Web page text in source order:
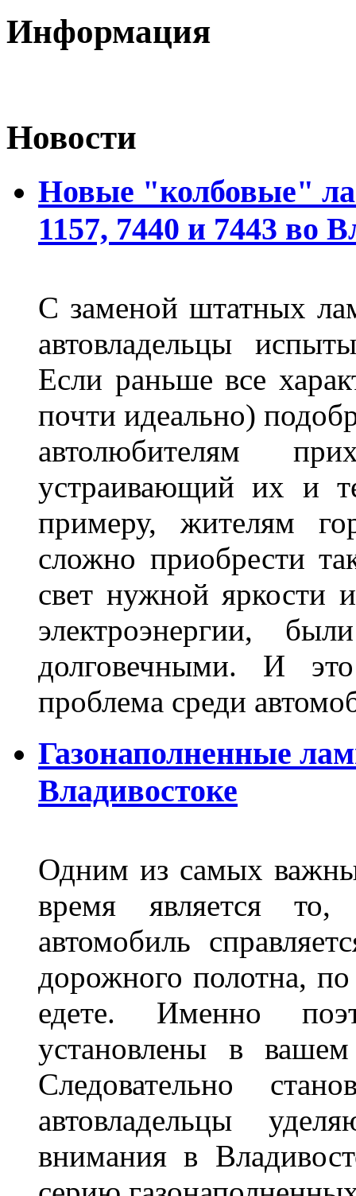
Информация
Новости
Новые "колбовые"
1157, 7440 и 7443 во
С заменой штатных
автовладельцы
Если раньше все
почти идеально)
автолюбителям
устраивающий их и
примеру, жителям
сложно приобрести
свет нужной яркости
электроэнергии,
долговечными. И
проблема среди
Газонаполненные
Владивостоке
Одним из самых
время является то,
автомобиль
дорожного полотна,
едете. Именно
установлены в
Следовательно
автовладельцы
внимания в